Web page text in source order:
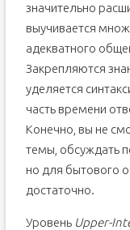
Общая
Срок обучения
значительно
выучивается
адекватного
Закрепляются
уделяется
часть времени
Конечно, вы не
темы, обсуждать
но для бытового
достаточно.
Уровень Upper-